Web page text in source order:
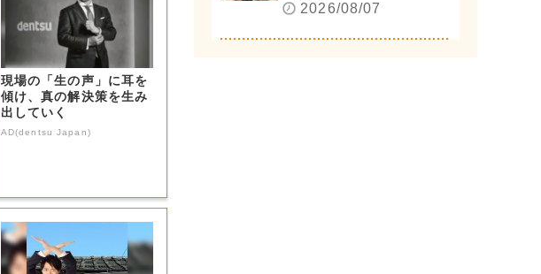
現場の「生の声」に耳を
傾け、真の解決策を生み
出していく
AD(dentsu Japan)
2026/08/07